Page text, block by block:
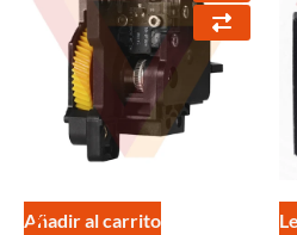
Añadir al carrito